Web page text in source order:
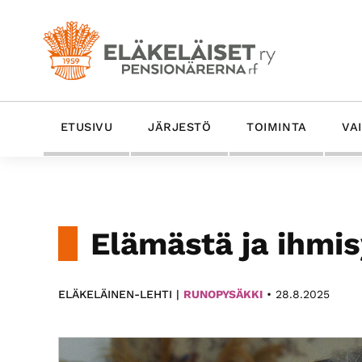
ensisijaiseen
valikkoon
pääsisältöön
ensisijaiseen
sivupalkkiin
alatunnisteeseen
Eläkeläiset
Ry
Rf
Eläkeläiset
on
etujärjestö
yhdessä­
ikäystävällistä
ETUSIVU JÄRJESTÖ TOIMINTA
Elämästä ja
ELÄKELÄINEN-LEHTI | RUNOPYSÄKKI • 28.8.2025